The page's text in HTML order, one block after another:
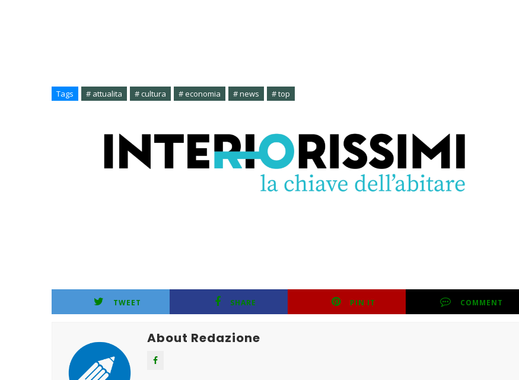
Tags # attualita # cultura # economia # news # top
TWEET SHARE PIN IT COMMENT
About Redazione